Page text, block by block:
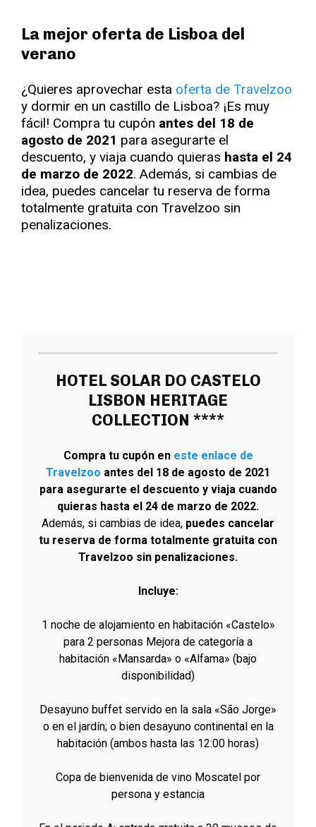
La mejor oferta de Lisboa del
verano
¿Quieres aprovechar esta oferta de Travelzoo
y dormir en un castillo de Lisboa? ¡Es muy
fácil! Compra tu cupón antes del 18 de
agosto de 2021 para asegurarte el
descuento, y viaja cuando quieras hasta el 24
de marzo de 2022. Además, si cambias de
idea, puedes cancelar tu reserva de forma
totalmente gratuita con Travelzoo sin
penalizaciones.
HOTEL SOLAR DO CASTELO
LISBON HERITAGE
COLLECTION ****
Compra tu cupón en este enlace de
Travelzoo antes del 18 de agosto de 2021
para asegurarte el descuento y viaja cuando
quieras hasta el 24 de marzo de 2022.
Además, si cambias de idea, puedes cancelar
tu reserva de forma totalmente gratuita con
Travelzoo sin penalizaciones.
Incluye:
1 noche de alojamiento en habitación «Castelo»
para 2 personas Mejora de categoría a
habitación «Mansarda» o «Alfama» (bajo
disponibilidad)
Desayuno buffet servido en la sala «São Jorge»
o en el jardín; o bien desayuno continental en la
habitación (ambos hasta las 12:00 horas)
Copa de bienvenida de vino Moscatel por
persona y estancia